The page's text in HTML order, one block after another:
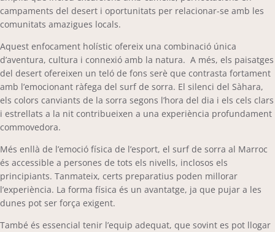
campaments del desert i oportunitats per relacionar-se amb les
comunitats amazigues locals.
Aquest enfocament holístic ofereix una combinació única
d’aventura, cultura i connexió amb la natura. A més, els paisatges
del desert ofereixen un teló de fons serè que contrasta fortament
amb l’emocionant ràfega del surf de sorra. El silenci del Sàhara,
els colors canviants de la sorra segons l’hora del dia i els cels clars
i estrellats a la nit contribueixen a una experiència profundament
commovedora.
Més enllà de l’emoció física de l’esport, el surf de sorra al Marroc
és accessible a persones de tots els nivells, inclosos els
principiants. Tanmateix, certs preparatius poden millorar
l’experiència. La forma física és un avantatge, ja que pujar a les
dunes pot ser força exigent.
També és essencial tenir l’equip adequat, que sovint es pot llogar